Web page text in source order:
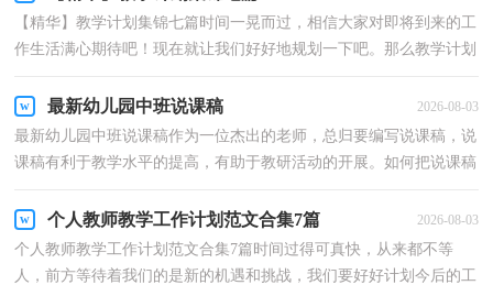
【精华】教学计划集锦七篇时间一晃而过，相信大家对即将到来的工
作生活满心期待吧！现在就让我们好好地规划一下吧。那么教学计划
最新幼儿园中班说课稿 2026-08-03
最新幼儿园中班说课稿作为一位杰出的老师，总归要编写说课稿，说
课稿有利于教学水平的提高，有助于教研活动的开展。如何把说课稿
个人教师教学工作计划范文合集7篇 2026-08-03
个人教师教学工作计划范文合集7篇时间过得可真快，从来都不等
人，前方等待着我们的是新的机遇和挑战，我们要好好计划今后的工